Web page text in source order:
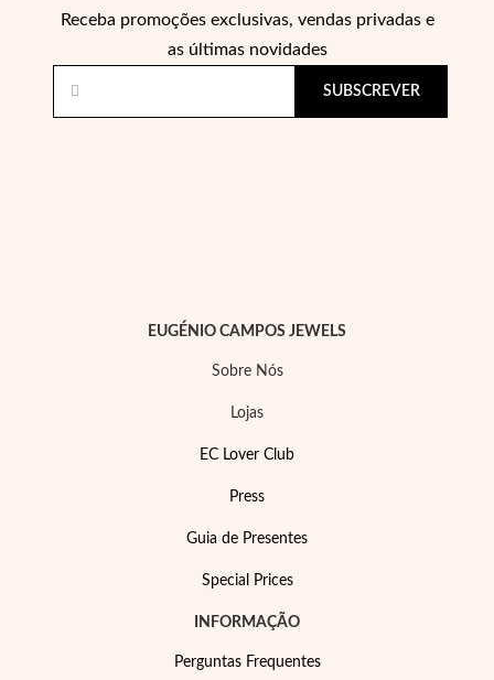
Special Prices
Receba promoções exclusivas, vendas privadas e
as últimas novidades
SUBSCREVER
EUGÉNIO CAMPOS JEWELS
Sobre Nós
Lojas
EC Lover Club
Press
Guia de Presentes
Special Prices
INFORMAÇÃO
Perguntas Frequentes